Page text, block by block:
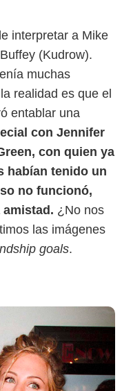
interpretar a Mike
(Kudrow).
muchas
realidad es que el
entablar una
con Jennifer
con quien ya
habían tenido un
no funcionó,
¿No nos
las imágenes
goals.